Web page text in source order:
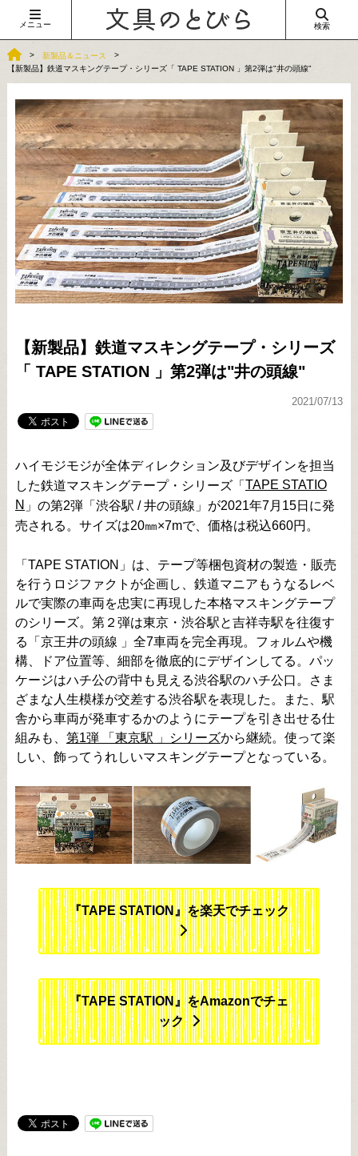
メニュー 検索
新製品＆ニュース
【新製品】鉄道マスキングテープ・シリーズ「 TAPE STATION 」第2弾は"井の頭線"
【新製品】鉄道マスキングテープ・シリーズ
「 TAPE STATION 」第2弾は"井の頭線"
2021/07/13
ハイモジモジが全体ディレクション及びデザインを担当
した鉄道マスキングテープ・シリーズ「 TAPE STATIO
N 」の第2弾「渋谷駅 / 井の頭線」が2021年7月15日に発
売される。サイズは20㎜×7mで、価格は税込660円。
「TAPE STATION」は、テープ等梱包資材の製造・販売
を行うロジファクトが企画し、鉄道マニアもうなるレベ
ルで実際の車両を忠実に再現した本格マスキングテープ
のシリーズ。第２弾は東京・渋谷駅と吉祥寺駅を往復す
る「京王井の頭線 」全7車両を完全再現。フォルムや機
構、ドア位置等、細部を徹底的にデザインしてる。パッ
ケージはハチ公の背中も見える渋谷駅のハチ公口。さま
ざまな人生模様が交差する渋谷駅を表現した。また、駅
舎から車両が発車するかのようにテープを引き出せる仕
組みも、 第1弾 「東京駅 」シリーズから継続。使って楽
しい、飾ってうれしいマスキングテープとなっている。
『TAPE STATION』を楽天でチェック
『TAPE STATION』をAmazonでチェ
ック